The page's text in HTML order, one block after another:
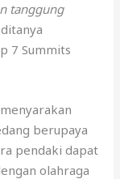
tanggung
7 Summits
berupaya
pendaki dapat
olahraga